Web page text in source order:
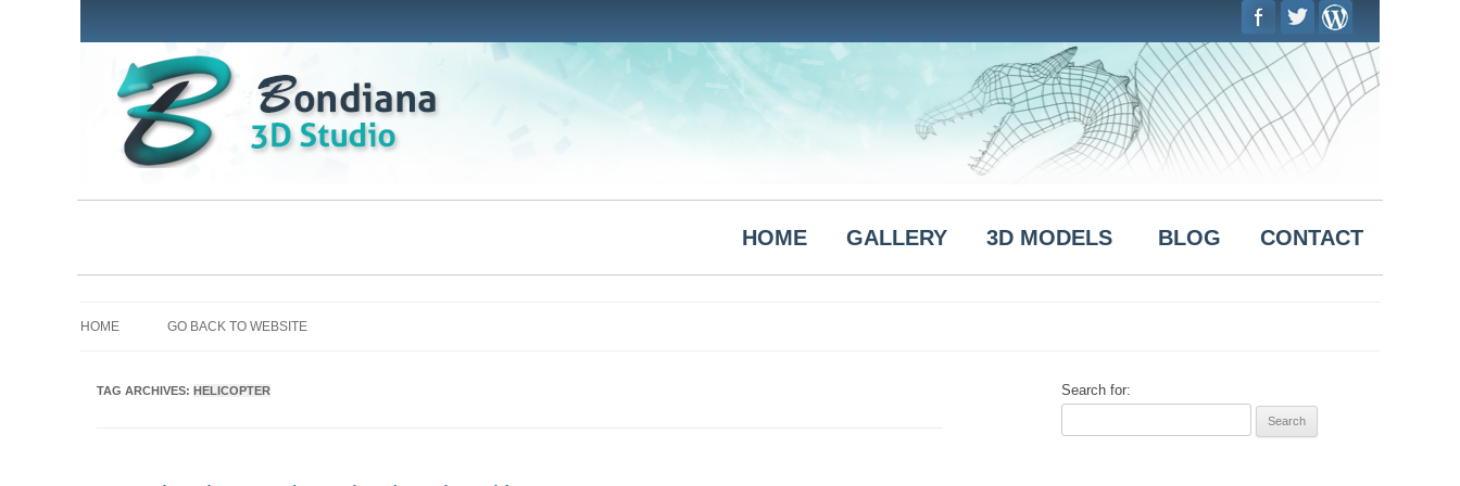
HOME GALLERY 3D MODELS BLOG CONTACT
HOME GO BACK TO WEBSITE
TAG ARCHIVES: HELICOPTER Search for: